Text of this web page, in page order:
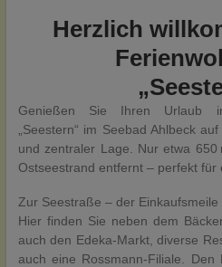
Herzlich
Genießen Sie Ihren Urlaub
„Seestern“ im Seebad Ahlbeck
und zentraler Lage. Nur etwa 650
Ostseestrand entfernt – perfekt für
Zur Seestraße – der
Hier finden Sie neben dem
auch den Edeka-Markt, diverse
auch eine Rossmann-Filiale.